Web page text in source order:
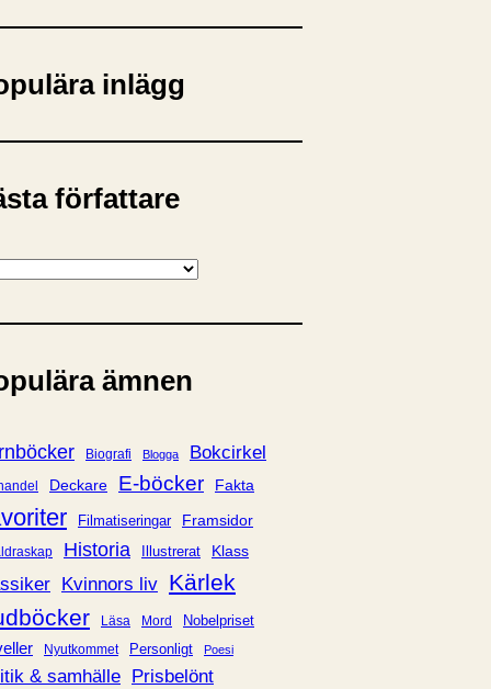
inlägg
författare
ämnen
Biografi Blogga Bokcirkel
Deckare E-böcker Fakta
Filmatiseringar Framsidor
Historia Illustrerat Klass
Kvinnors liv Kärlek
Läsa Mord Nobelpriset
Nyutkommet Personligt Poesi
& samhälle Prisbelönt